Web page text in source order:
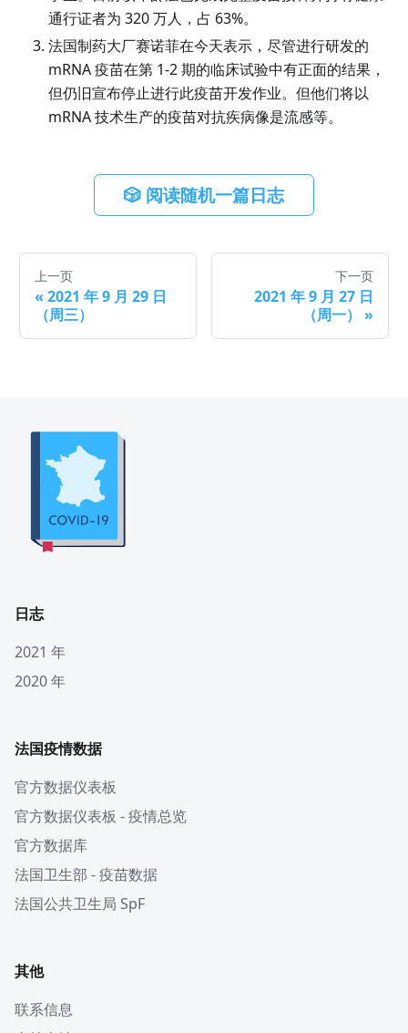
通行证者为 320 万人，占 63%。
法国制药大厂赛诺菲在今天表示，尽管进行研发的
mRNA 疫苗在第 1-2 期的临床试验中有正面的结果，
但仍旧宣布停止进行此疫苗开发作业。但他们将以
mRNA 技术生产的疫苗对抗疾病像是流感等。
🎲 阅读随机一篇日志
上一页
« 2021 年 9 月 29 日
（周三）
下一页
2021 年 9 月 27 日
（周一）
»
日志
2021 年
2020 年
法国疫情数据
官方数据仪表板
官方数据仪表板 - 疫情总览
官方数据库
法国卫生部 - 疫苗数据
法国公共卫生局 SpF
其他
联系信息